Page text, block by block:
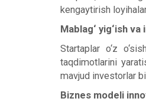
kengaytirish
Mablag‘ yig‘ish
Startaplar o‘z
taqdimotlarini
mavjud investorlar
Biznes modeli